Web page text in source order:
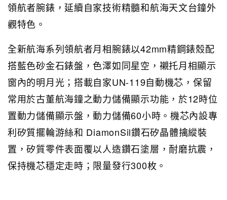
領航者腕錶，延續自家技術精髓和航海天文台鐘外
觀特色。
全新航海系列領航者月相腕錶以42mm精鋼錶殼配
搭藍色砂金石錶盤，色澤如同星空，襯托月相顯示
窗內的明月光；搭載自家UN-119自動機芯，保留
常用於古董航海鐘之動力儲備顯示功能，於12時位
置動力儲備顯示盤，動力儲備60小時。機芯內設專
利矽質擺輪游絲和 DiamonSil鑽石矽晶體擒縱裝
置，矽質零件表面覆以人造鑽石塗層，耐磨抗震，
保持機芯穩定走時；限量發行300枚。